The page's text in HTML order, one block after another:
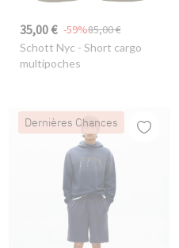
35,00 € 85,00 €
-59%
Schott Nyc - Short cargo
multipoches
Dernières Chances